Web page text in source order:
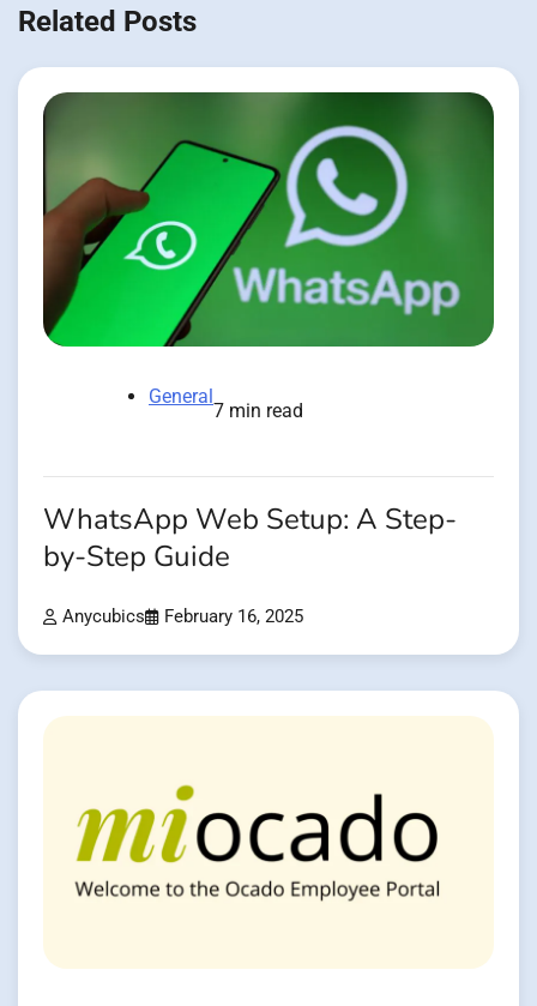
Related Posts
General
7 min read
WhatsApp Web Setup: A Step-
by-Step Guide
Anycubics February 16, 2025